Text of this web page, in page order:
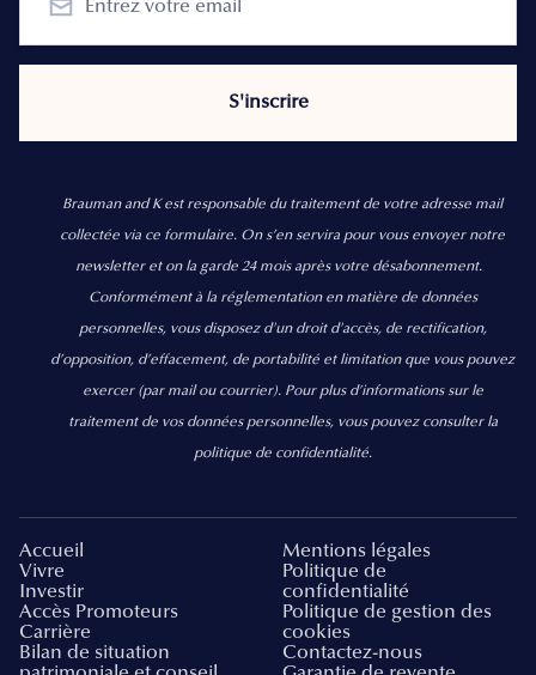
Brauman and K est responsable du traitement de votre adresse mail
collectée via ce formulaire. On s’en servira pour vous envoyer notre
newsletter et on la garde 24 mois après votre désabonnement.
Conformément à la réglementation en matière de données
personnelles, vous disposez d'un droit d'accès, de rectification,
d’opposition, d’effacement, de portabilité et limitation que vous pouvez
exercer (par mail ou courrier). Pour plus d’informations sur le
traitement de vos données personnelles, vous pouvez consulter la
politique de confidentialité.
Accueil
Vivre
Investir
Accès Promoteurs
Carrière
Bilan de situation
Mentions légales
Politique de
confidentialité
Politique de gestion des
cookies
Contactez-nous